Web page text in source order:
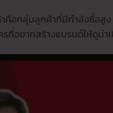
คือกลุ่มลูกค้าที่มีกำลังซื้อสู
ที่อยากสร้างแบรนด์ให้ดูน่า